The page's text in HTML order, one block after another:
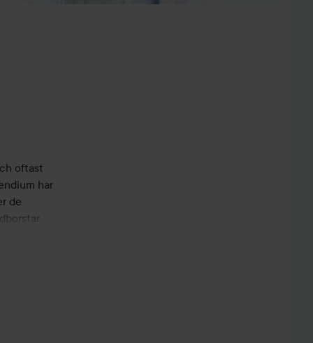
oftast
har
de